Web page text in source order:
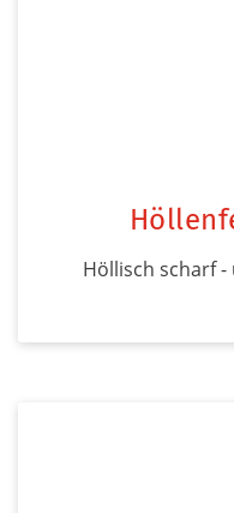
Höllisch scharf